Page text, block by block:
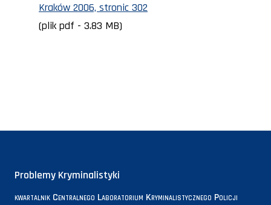
Kraków 2006, stronic 302
(plik pdf - 3.83 MB)
Problemy Kryminalistyki
kwartalnik Centralnego Laboratorium Kryminalistycznego Policji